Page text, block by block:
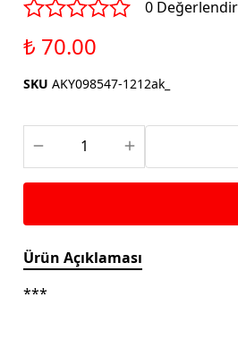
Aparatları
Isıtma
0
₺ 70.00
SKU AKY098547-1212ak_
Ürün Açıklaması
***